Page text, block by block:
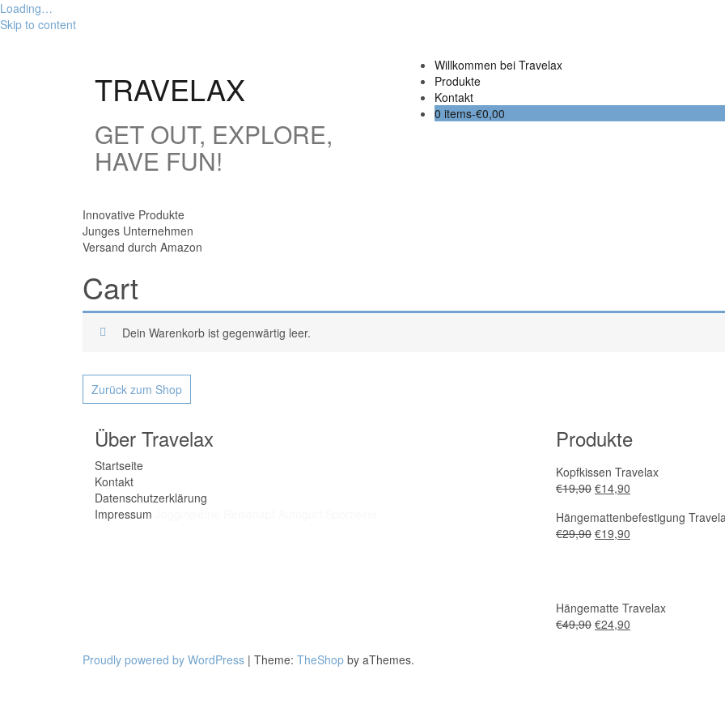
Loading…
Skip to content
TRAVELAX
GET OUT, EXPLORE,
HAVE FUN!
Willkommen bei Travelax
Produkte
Kontakt
0 items-€0,00
Innovative Produkte
Junges Unternehmen
Versand durch Amazon
Cart
Dein Warenkorb ist gegenwärtig leer.
Zurück zum Shop
Über Travelax
Startseite
Kontakt
Datenschutzerklärung
Impressum
Produkte
Kopfkissen Travelax
€19,90 €14,90
Hängemattenbefestigung
€29,90 €19,90
Hängematte Travelax
€49,90 €24,90
Proudly powered by WordPress | Theme: TheShop by aThemes.